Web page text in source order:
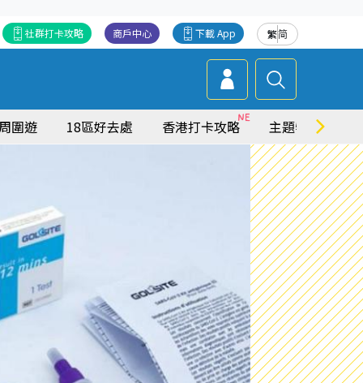
繁简
下載 App
商戶中心
社群打卡攻略
圍遊 18區好去處 香港打卡攻略 主題特集